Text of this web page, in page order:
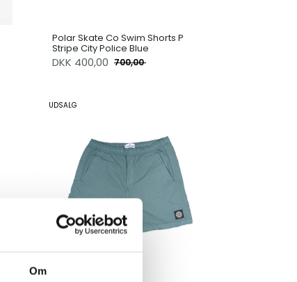
Om
Polar Skate Co Swim Shorts P
Stripe City Police Blue
DKK 400,00 700,00
UDSALG